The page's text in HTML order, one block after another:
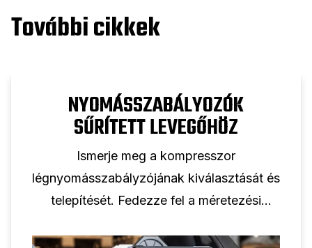
További cikkek
NYOMÁSSZABÁLYOZÓK
SŰRÍTETT LEVEGŐHÖZ
Ismerje meg a kompresszor
légnyomásszabályzójának kiválasztását és
telepítését. Fedezze fel a méretezési
és a megbízható levegőnyomás-